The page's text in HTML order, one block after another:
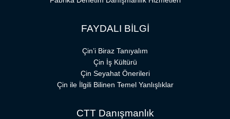
FAYDALI BİLGİ
Çin’i Biraz Tanıyalım
Çin İş Kültürü
Çin Seyahat Önerileri
Çin ile İlgili Bilinen Temel Yanlışlıklar
CTT Danışmanlık